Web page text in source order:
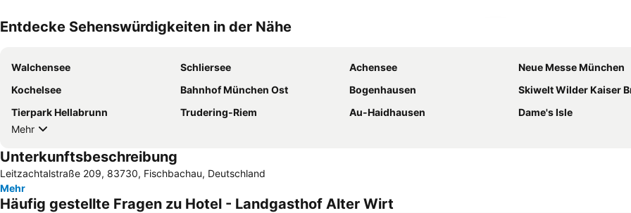
Entdecke Sehenswürdigkeiten in der Nähe
Walchensee Schliersee Achensee
Neue Messe München
Kochelsee
Bahnhof München Ost Bogenhausen
Skiwelt Wilder Kaiser
Tierpark Hellabrunn
Trudering-Riem Au-Haidhausen
Dame's Isle
Mehr
Unterkunftsbeschreibung
Leitzachtalstraße 209, 83730, Fischbachau, Deutschland
Mehr
Häufig gestellte Fragen zu Hotel - Landgasthof Alter Wirt